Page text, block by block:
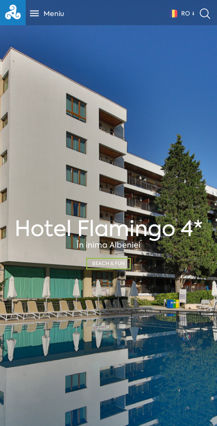
Meniu RO
Hotel Flamingo 4*
În inima Albeniei
BEACH & FUN